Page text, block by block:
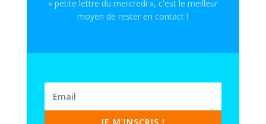
« petite lettre du mercredi », c'est le meilleur
moyen de rester en contact !